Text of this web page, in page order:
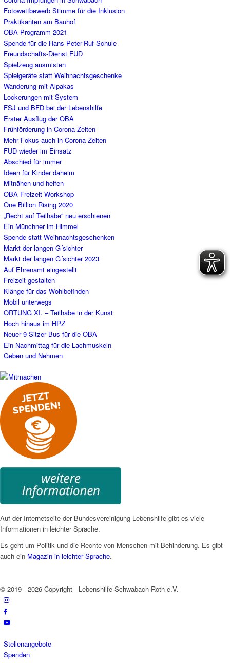
Fotowettbewerb Stimme für die Inklusion
Praktikanten am Bauhof
OBA-Programm 2021
Spende für die Hans-Peter-Ruf-Schule
Freundschafts-Dienst FUD
Spielzeug ausmisten
Spielgeräte statt Weihnachtsgeschenke
Wanderung mit Alpakas
Lockerungen mit System
FSJ und BFD bei der Lebenshilfe
Erster Ausflug der OBA
Frühförderung in Corona-Zeiten
Mehr Fokus auch in Corona-Zeiten
FUD wieder im Einsatz
Abschied für immer
Ideen für Kinder daheim
Mitnähen und helfen
OBA Freizeit Workshop
One Billion Rising 2020
„Recht auf Teilhabe“ neu erschienen
Ein Münchner im Himmel
Spende statt Weihnachtsgeschenken
Markt der langen G´sichter
Markt der langen G´sichter 2023
Auf Ehrenamt eingestellt
Freizeit gestalten
Klänge für das Wohlbefinden
Mobil unterwegs
ORTUNG XI. – Teilhabe in der Kunst
Hoch hinaus im HPZ
Neuer 9-Sitzer Bus für die OBA
Ein Nachmittag für die Lachmuskeln
Geben und Nehmen
Auf der Internetseite der Bundesvereinigung Lebenshilfe gibt es viele
Informationen in leichter Sprache.
Es geht um Politik und die Rechte von Menschen mit Behinderung. Es gibt
auch ein Magazin in leichter Sprache.
© 2019 - 2026 Copyright - Lebenshilfe Schwabach-Roth e.V.
Stellenangebote
Spenden